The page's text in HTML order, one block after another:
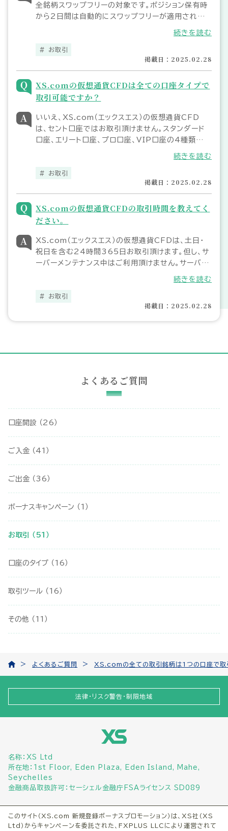
全銘柄スワップフリーの対象です。ポジション保有時
から2日間は自動的にスワップフリーが適用されま
す。全銘柄で一律のスワップポイントが適用されます
適用されますので、お取引の際はご注意ください。
続きを読む
お取引
掲載日：2025.02.28
XS.comの仮想通貨CFDは全ての口座タイプで
取引可能ですか？
いいえ、XS.com（エックスエス）の仮想通貨CFD
は、セント口座ではお取引頂けません。スタンダード
口座、エリート口座、プロ口座、VIP口座の4種類の口
座をお持ちでない場合は、仮想通貨CFDのお取引可
能な口座タイプにて新たな口座を開設してください。
続きを読む
お取引
掲載日：2025.02.28
XS.comの仮想通貨CFDの取引時間を教えてく
ださい。
XS.com（エックスエス）の仮想通貨CFDは、土日・
祝日を含む24時間365日お取引頂けます。但し、サ
ーバーメンテナンス中はご利用頂けません。サーバー
メンテナンスを実施する場合は、事前にアカウントに
ので、情報を見逃さないようご注意ください。
続きを読む
お取引
掲載日：2025.02.28
よくあるご質問
口座開設 （ 26 ）
ご入金 （ 41 ）
ご出金 （ 36 ）
ボーナスキャンペーン （ 1 ）
お取引 （ 51 ）
口座のタイプ （ 16 ）
取引ツール （ 16 ）
その他 （ 11 ）
よくあるご質問 XS.comの全ての取引銘柄は1つの口座で取
法律・リスク警告・制限地域
名称：XS Ltd
所在地：1st Floor, Eden Plaza, Eden Island, Mahe,
Seychelles
金融商品取扱許可：セーシェル金融庁FSAライセンス SD089
このサイト（XS.com 新規登録ボーナスプロモーション）は、XS社（XS
Ltd）からキャンペーンを委託された、FXPLUS LLCにより運営されて